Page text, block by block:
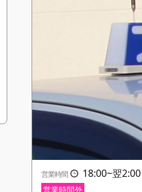
営業時間 18:00~翌2:00
営業時間外